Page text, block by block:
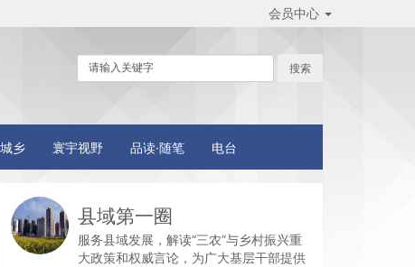
会员中心
乡 寰宇视野 品读·随笔 电台
县域第一圈
服务县域发展，解读“三农”与乡村振兴重
大政策和权威言论，为广大基层干部提供